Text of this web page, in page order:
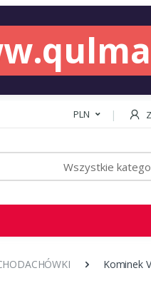
PLN
Wszystkie
Kominek